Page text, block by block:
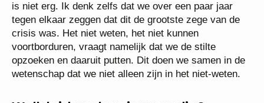
is niet erg. Ik denk zelfs dat we over een paar jaar
tegen elkaar zeggen dat dit de grootste zege van de
crisis was. Het niet weten, het niet kunnen
voortborduren, vraagt namelijk dat we de stilte
opzoeken en daaruit putten. Dit doen we samen in de
wetenschap dat we niet alleen zijn in het niet-weten.